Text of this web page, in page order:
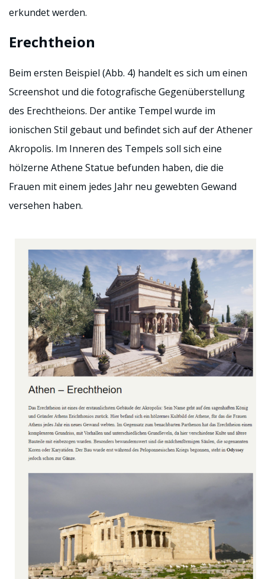
erkundet werden.
Erechtheion
Beim ersten Beispiel (Abb. 4) handelt es sich um einen
Screenshot und die fotografische Gegenüberstellung
des Erechtheions. Der antike Tempel wurde im
ionischen Stil gebaut und befindet sich auf der Athener
Akropolis. Im Inneren des Tempels soll sich eine
hölzerne Athene Statue befunden haben, die die
Frauen mit einem jedes Jahr neu gewebten Gewand
versehen haben.